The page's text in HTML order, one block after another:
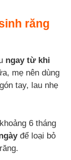
răng
ngay từ khi
mẹ nên dùng
tay, lau nhẹ
6 tháng
để loại bỏ